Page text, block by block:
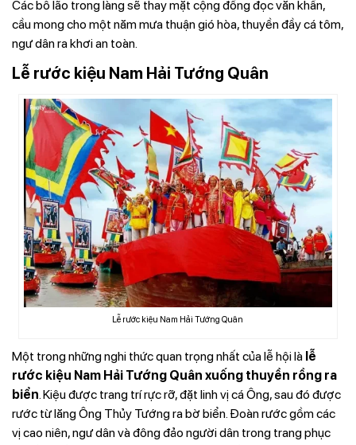
Các bô lão trong làng sẽ thay mặt cộng đồng đọc văn khấn,
cầu mong cho một năm mưa thuận gió hòa, thuyền đầy cá tôm,
ngư dân ra khơi an toàn.
Lễ rước kiệu Nam Hải Tướng Quân
Lễ rước kiệu Nam Hải Tướng Quân
Một trong những nghi thức quan trọng nhất của lễ hội là lễ
rước kiệu Nam Hải Tướng Quân xuống thuyền rồng ra
biển . Kiệu được trang trí rực rỡ, đặt linh vị cá Ông, sau đó được
rước từ lăng Ông Thủy Tướng ra bờ biển. Đoàn rước gồm các
vị cao niên, ngư dân và đông đảo người dân trong trang phục